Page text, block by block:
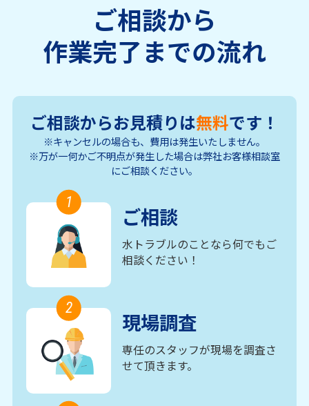
ご相談から
作業完了までの流れ
ご相談からお見積りは無料です！
※キャンセルの場合も、費用は発生いたしません。
※万が一何かご不明点が発生した場合は弊社お客様相談室
にご相談ください。
1
ご相談
水トラブルのことなら何でもご
相談ください！
2
現場調査
専任のスタッフが現場を調査さ
せて頂きます。